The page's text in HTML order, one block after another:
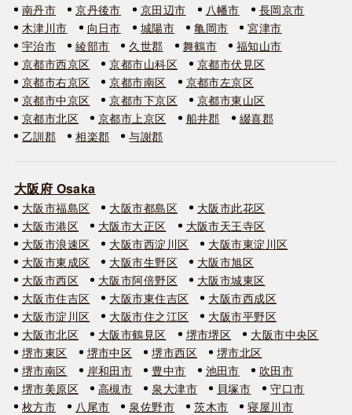
南丹市 京丹後市 京田辺市 八幡市
長岡京市
木津川市
向日市 城陽市 亀岡市
宮津市
宇治市
綾部市 久世郡 舞鶴市
福知山市
京都市西京区
京都市山科区
京都市伏見区
京都市右京区
京都市南区
京都市左京区
京都市中京区
京都市下京区
京都市東山区
京都市北区
京都市上京区 船井郡
綴喜郡
乙訓郡
相楽郡 与謝郡
大阪府 Osaka
大阪市福島区 大阪市都島区
大阪市此花区
大阪市港区
大阪市大正区
大阪市天王寺区
大阪市浪速区
大阪市西淀川区
大阪市東淀川区
大阪市東成区
大阪市生野区
大阪市旭区
大阪市西区
大阪市阿倍野区
大阪市城東区
大阪市住吉区
大阪市東住吉区
大阪市西成区
大阪市淀川区
大阪市住之江区
大阪市平野区
大阪市北区
大阪市鶴見区 堺市堺区
大阪市中央区
堺市東区
堺市中区 堺市西区
堺市北区
堺市南区
岸和田市 豊中市 池田市
吹田市
堺市美原区
高槻市 泉大津市 貝塚市
守口市
枚方市
八尾市 泉佐野市 茨木市
寝屋川市